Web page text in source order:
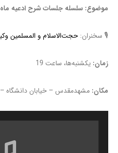
موضوع: سلسله جلسات شرح ادعیه
🎙 سخنران: حجت‌الاسلام و المسلمین
زمان: یکشنبه‌ها، ساعت 19
مکان: مشهدمقدس – خیابان دانشگاه